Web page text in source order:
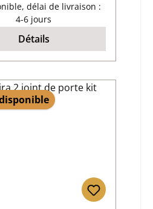
délai de livraison :
4-6 jours
Détails